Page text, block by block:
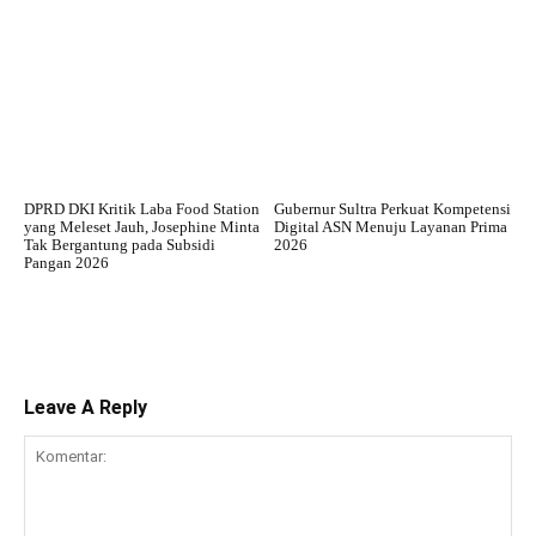
DPRD DKI Kritik Laba Food Station
yang Meleset Jauh, Josephine Minta
Tak Bergantung pada Subsidi
Pangan 2026
Gubernur Sultra Perkuat Kompetensi
Digital ASN Menuju Layanan Prima
2026
Leave A Reply